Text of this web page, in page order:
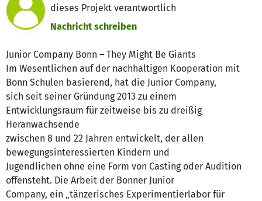
dieses Projekt verantwortlich
Nachricht schreiben
Junior Company Bonn – They Might Be Giants
Im Wesentlichen auf der nachhaltigen Kooperation mit
Bonn Schulen basierend, hat die Junior Company,
sich seit seiner Gründung 2013 zu einem
Entwicklungsraum für zeitweise bis zu dreißig
Heranwachsende
zwischen 8 und 22 Jahren entwickelt, der allen
bewegungsinteressierten Kindern und
Jugendlichen ohne eine Form von Casting oder Audition
offensteht. Die Arbeit der Bonner Junior
Company, ein „tänzerisches Experimentierlabor für